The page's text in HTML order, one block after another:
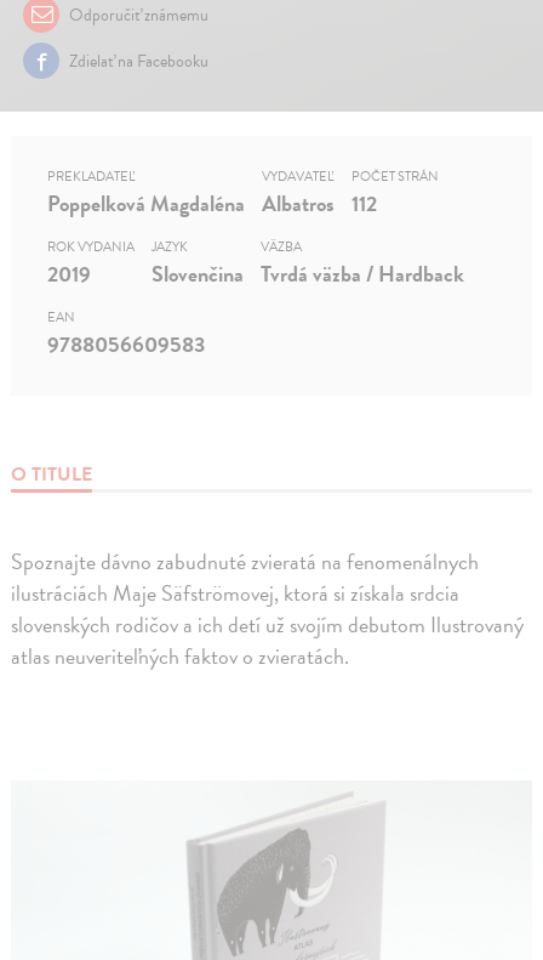
Odporučiť známemu
Zdielať na Facebooku
O TITULE
Spoznajte dávno zabudnuté zvieratá na fenomenálnych
ilustráciách Maje Säfströmovej, ktorá si získala srdcia
slovenských rodičov a ich detí už svojím debutom Ilustrovaný
atlas neuveriteľných faktov o zvieratách.
PREKLADATEĽ
Poppelková Magdaléna
VYDAVATEĽ
Albatros
POČET STRÁN
112
ROK VYDANIA
2019
JAZYK
Slovenčina
VÄZBA
Tvrdá väzba / Hardback
EAN
9788056609583